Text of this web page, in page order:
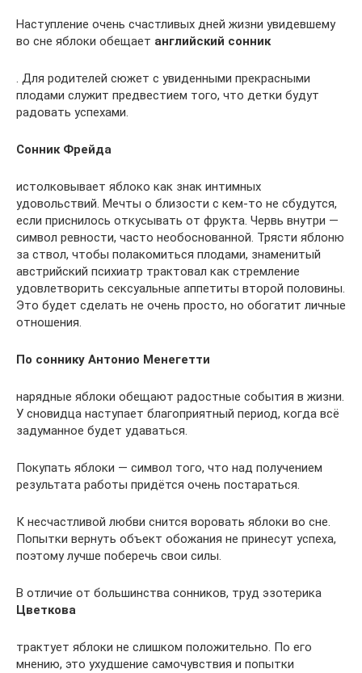
Наступление очень счастливых дней жизни увидевшему
во сне яблоки обещает английский сонник
. Для родителей сюжет с увиденными прекрасными
плодами служит предвестием того, что детки будут
радовать успехами.
Сонник Фрейда
истолковывает яблоко как знак интимных
удовольствий. Мечты о близости с кем-то не сбудутся,
если приснилось откусывать от фрукта. Червь внутри —
символ ревности, часто необоснованной. Трясти яблоню
за ствол, чтобы полакомиться плодами, знаменитый
австрийский психиатр трактовал как стремление
удовлетворить сексуальные аппетиты второй половины.
Это будет сделать не очень просто, но обогатит личные
отношения.
По соннику Антонио Менегетти
нарядные яблоки обещают радостные события в жизни.
У сновидца наступает благоприятный период, когда всё
задуманное будет удаваться.
Покупать яблоки — символ того, что над получением
результата работы придётся очень постараться.
К несчастливой любви снится воровать яблоки во сне.
Попытки вернуть объект обожания не принесут успеха,
поэтому лучше поберечь свои силы.
В отличие от большинства сонников, труд эзотерика
Цветкова
трактует яблоки не слишком положительно. По его
мнению, это ухудшение самочувствия и попытки